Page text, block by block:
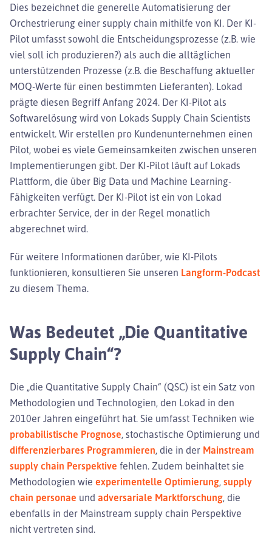
Dies bezeichnet die generelle Automatisierung der
Orchestrierung einer supply chain mithilfe von KI. Der KI-
Pilot umfasst sowohl die Entscheidungsprozesse (z.B. wie
viel soll ich produzieren?) als auch die alltäglichen
unterstützenden Prozesse (z.B. die Beschaffung aktueller
MOQ-Werte für einen bestimmten Lieferanten). Lokad
prägte diesen Begriff Anfang 2024. Der KI-Pilot als
Softwarelösung wird von Lokads Supply Chain Scientists
entwickelt. Wir erstellen pro Kundenunternehmen einen
Pilot, wobei es viele Gemeinsamkeiten zwischen unseren
Implementierungen gibt. Der KI-Pilot läuft auf Lokads
Plattform, die über Big Data und Machine Learning-
Fähigkeiten verfügt. Der KI-Pilot ist ein von Lokad
erbrachter Service, der in der Regel monatlich
abgerechnet wird.
Für weitere Informationen darüber, wie KI-Pilots
funktionieren, konsultieren Sie unseren Langform-Podcast
zu diesem Thema.
Was Bedeutet „die Quantitative
Supply Chain“?
Die „die Quantitative Supply Chain“ (QSC) ist ein Satz von
Methodologien und Technologien, den Lokad in den
2010er Jahren eingeführt hat. Sie umfasst Techniken wie
probabilistische Prognose, stochastische Optimierung und
differenzierbares Programmieren, die in der Mainstream
supply chain Perspektive fehlen. Zudem beinhaltet sie
Methodologien wie experimentelle Optimierung, supply
chain personae und adversariale Marktforschung, die
ebenfalls in der Mainstream supply chain Perspektive
nicht vertreten sind.